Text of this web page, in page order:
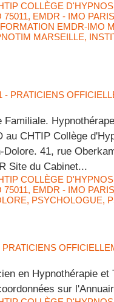
COLLÈGE
75011, EMDR - IMO PARIS
FORMATION EMDR-IMO
MARSEILLE,
- PRATICIENS
CHTIP Collège
41, rue
Site du Cabinet...
COLLÈGE
75011, EMDR - IMO PARIS
, PSYCHOLOGUE,
PRATICIENS
en Hypnothérapie
sur